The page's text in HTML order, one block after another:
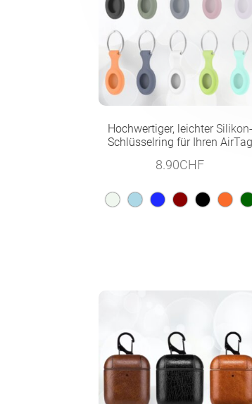
Hochwertiger, leichter Silikon-
Schlüsselring für Ihren AirTag
8.90CHF